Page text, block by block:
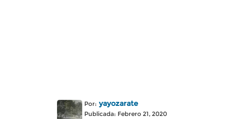
Por: yayozarate
Publicada: Febrero 21, 2020